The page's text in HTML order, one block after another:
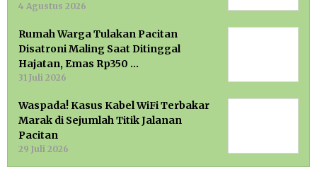
4 Agustus 2026
Rumah Warga Tulakan Pacitan
Disatroni Maling Saat Ditinggal
Hajatan, Emas Rp350 …
31 Juli 2026
Waspada! Kasus Kabel WiFi Terbakar
Marak di Sejumlah Titik Jalanan
Pacitan
29 Juli 2026